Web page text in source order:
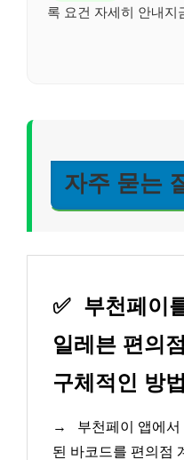
록 요건 자세히 안내지
자주 묻는
✅ 부천페이
일레븐 편의
구체적인 방
→
부천페이 앱에서
된 바코드를 편의점